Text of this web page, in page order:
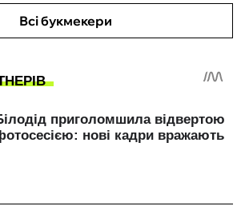
Всі букмекери